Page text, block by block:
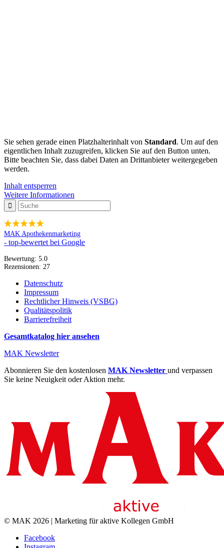
Sie sehen gerade einen Platzhalterinhalt von Standard. Um auf den
eigentlichen Inhalt zuzugreifen, klicken Sie auf den Button unten.
Bitte beachten Sie, dass dabei Daten an Drittanbieter weitergegeben
werden.
Inhalt entsperren
Weitere Informationen
MAK Apothekenmarketing
- top-bewertet bei Google
Bewertung: 5.0
Rezensionen: 27
Datenschutz
Impressum
Rechtlicher Hinweis (VSBG)
Qualitätspolitik
Barrierefreiheit
Gesamtkatalog hier ansehen
MAK Newsletter
Abonnieren Sie den kostenlosen MAK Newsletter und verpassen
Sie keine Neuigkeit oder Aktion mehr.
© MAK 2026 | Marketing für aktive Kollegen GmbH
Facebook